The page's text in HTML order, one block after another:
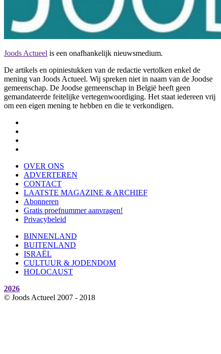
Joods Actueel is een onafhankelijk nieuwsmedium.
De artikels en opiniestukken van de redactie vertolken enkel de
mening van Joods Actueel. Wij spreken niet in naam van de Joodse
gemeenschap. De Joodse gemeenschap in België heeft geen
gemandateerde feitelijke vertegenwoordiging. Het staat iedereen vrij
om een eigen mening te hebben en die te verkondigen.
OVER ONS
ADVERTEREN
CONTACT
LAATSTE MAGAZINE & ARCHIEF
Abonneren
Gratis proefnummer aanvragen!
Privacybeleid
BINNENLAND
BUITENLAND
ISRAËL
CULTUUR & JODENDOM
HOLOCAUST
2026
© Joods Actueel 2007 - 2018